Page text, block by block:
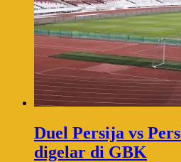
Duel Persija vs
digelar di GBK